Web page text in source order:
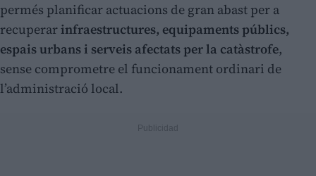
permés planificar actuacions de gran abast per a
recuperarinfraestructures, equipaments públics,
espais urbans i serveis afectats per la catàstrofe,
sense comprometre el funcionament ordinari de
l’administració local.